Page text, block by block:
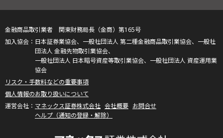
金融商品取引業者 関東財務局長（金商）第165号
日本証券業協会、一般社団法人 第二種金融商品取引業協会、一般社
団法人 金融先物取引業協会、
一般社団法人 日本暗号資産等取引業協会、一般社団法人 資産運用業
協会
リスク・手数料などの重要事項
個人情報のお取り扱いについて
マネックス証券株式会社 会社概要 お問合せ
ヘルプ（通知の登録・解除）